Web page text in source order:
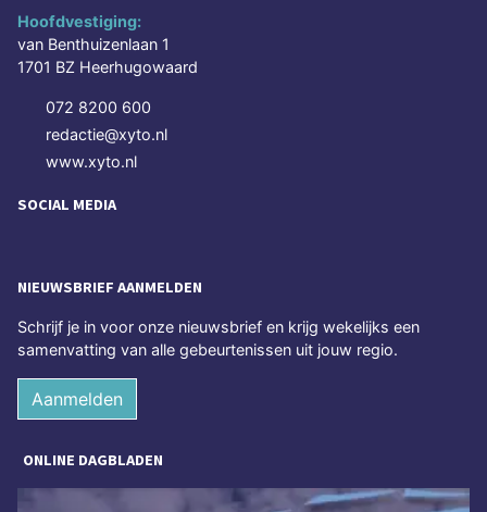
Hoofdvestiging:
van Benthuizenlaan 1
1701 BZ Heerhugowaard
072 8200 600
redactie@xyto.nl
www.xyto.nl
SOCIAL MEDIA
NIEUWSBRIEF AANMELDEN
Schrijf je in voor onze nieuwsbrief en krijg wekelijks een
samenvatting van alle gebeurtenissen uit jouw regio.
Aanmelden
ONLINE DAGBLADEN